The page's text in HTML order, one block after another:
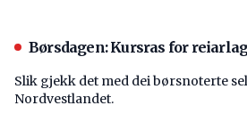
Børsdagen: Kursras for
Slik gjekk det med dei børsnoterte
Nordvestlandet.